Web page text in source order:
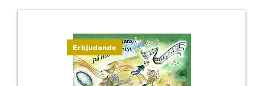
Erbjudande